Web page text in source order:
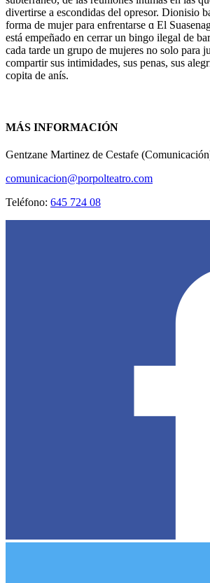
divertirse a escondidas del opresor. Dionisio
forma de mujer para enfrentarse ɑ El
está empeñado en cerrar un bingo ilegal de
cada tarde un grupo de mujeres no solo para
compartir sus intimidades, sus penas, sus
copita de anís.
MÁS INFORMACIÓN
Gentzane Martinez de Cestafe
comunicacion@porpolteatro.com
Teléfono: 645 724 08